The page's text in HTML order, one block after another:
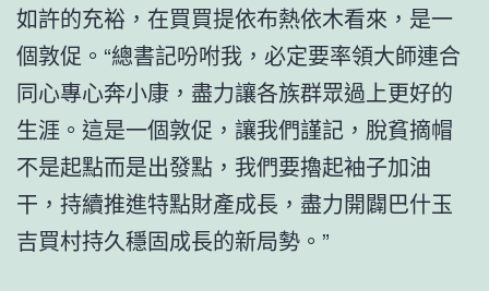
如許的充裕，在買買提依布熱依木看來，是一
個敦促。“總書記吩咐我，必定要率領大師連合
同心專心奔小康，盡力讓各族群眾過上更好的
生涯。這是一個敦促，讓我們謹記，脫貧摘帽
不是起點而是出發點，我們要擼起袖子加油
干，持續推進特點財產成長，盡力開闢巴什玉
吉買村持久穩固成長的新局勢。”